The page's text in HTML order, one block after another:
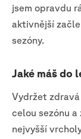
jsem opravdu
aktivnější
sezóny.
Jaké máš do
Vydržet
celou sezónu
nejvyšší